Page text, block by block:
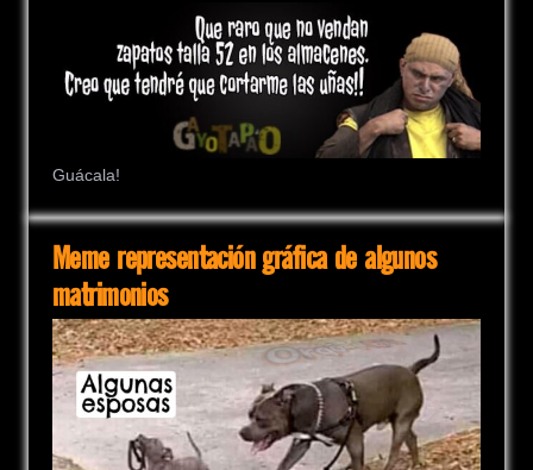
Guácala!
Meme representación gráfica de algunos
matrimonios